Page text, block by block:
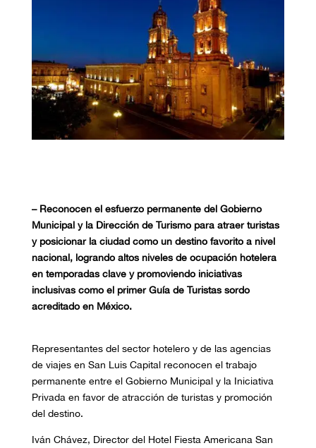
– Reconocen el esfuerzo permanente del Gobierno
Municipal y la Dirección de Turismo para atraer turistas
y posicionar la ciudad como un destino favorito a nivel
nacional, logrando altos niveles de ocupación hotelera
en temporadas clave y promoviendo iniciativas
inclusivas como el primer Guía de Turistas sordo
acreditado en México.
Representantes del sector hotelero y de las agencias
de viajes en San Luis Capital reconocen el trabajo
permanente entre el Gobierno Municipal y la Iniciativa
Privada en favor de atracción de turistas y promoción
del destino.
Iván Chávez, Director del Hotel Fiesta Americana San